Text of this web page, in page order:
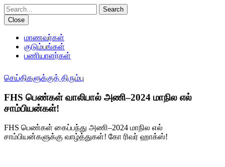
Search
Close
மாணவர்கள்
குடும்பங்கள்
பணியாளர்கள்
செய்திகளுக்குத் திரும்பு
FHS பெண்கள் வாலிபால் அணி–2024 மாநில எல்
சாம்பியன்கள்!
FHS பெண்கள் கைப்பந்து அணி–2024 மாநில எல்
சாம்பியன்களுக்கு வாழ்த்துகள்! கோ ரிவர் ஹாக்ஸ்!